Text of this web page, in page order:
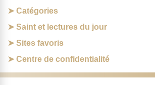
Catégories
Saint et lectures du jour
Sites favoris
Centre de confidentialité